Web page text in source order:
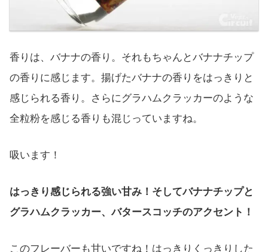
香りは、バナナの香り。それもちゃんとバナナチップ
の香りに感じます。揚げたバナナの香りをはっきりと
感じられる香り。さらにグラハムクラッカーのような
全粒粉を感じる香りも混じっていますね。
吸います！
はっきり感じられる強い甘み！そしてバナナチップと
グラハムクラッカー、バタースコッチのアクセント！
このフレーバーも甘いですね！はっきりくっきりした